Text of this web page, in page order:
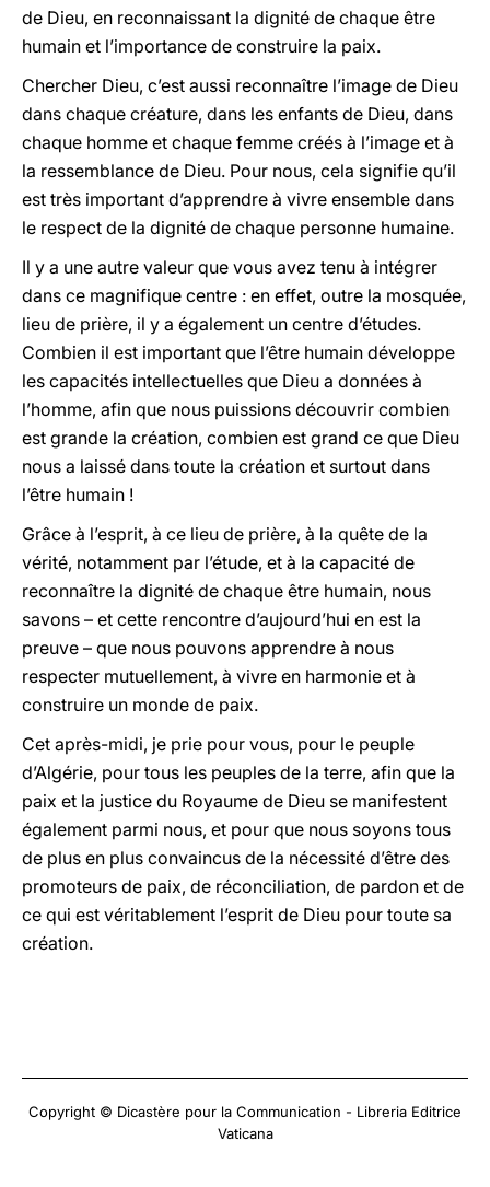
de Dieu, en reconnaissant la dignité de chaque être
humain et l’importance de construire la paix.
Chercher Dieu, c’est aussi reconnaître l’image de Dieu
dans chaque créature, dans les enfants de Dieu, dans
chaque homme et chaque femme créés à l’image et à
la ressemblance de Dieu. Pour nous, cela signifie qu’il
est très important d’apprendre à vivre ensemble dans
le respect de la dignité de chaque personne humaine.
Il y a une autre valeur que vous avez tenu à intégrer
dans ce magnifique centre : en effet, outre la mosquée,
lieu de prière, il y a également un centre d’études.
Combien il est important que l’être humain développe
les capacités intellectuelles que Dieu a données à
l’homme, afin que nous puissions découvrir combien
est grande la création, combien est grand ce que Dieu
nous a laissé dans toute la création et surtout dans
l’être humain !
Grâce à l’esprit, à ce lieu de prière, à la quête de la
vérité, notamment par l’étude, et à la capacité de
reconnaître la dignité de chaque être humain, nous
savons – et cette rencontre d’aujourd’hui en est la
preuve – que nous pouvons apprendre à nous
respecter mutuellement, à vivre en harmonie et à
construire un monde de paix.
Cet après-midi, je prie pour vous, pour le peuple
d’Algérie, pour tous les peuples de la terre, afin que la
paix et la justice du Royaume de Dieu se manifestent
également parmi nous, et pour que nous soyons tous
de plus en plus convaincus de la nécessité d’être des
promoteurs de paix, de réconciliation, de pardon et de
ce qui est véritablement l’esprit de Dieu pour toute sa
création.
Copyright © Dicastère pour la Communication - Libreria Editrice
Vaticana